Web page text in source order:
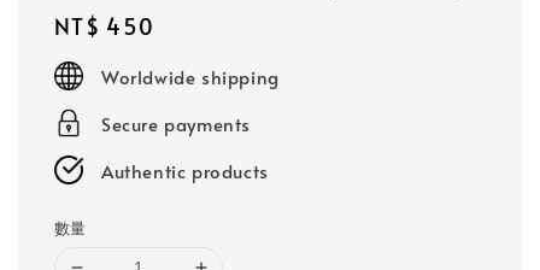
Regular
price
NT$ 450
Worldwide shipping
Secure payments
Authentic products
數量